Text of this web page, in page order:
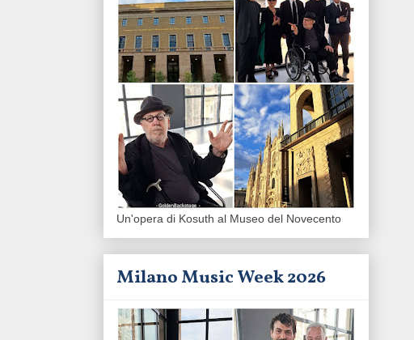
Un'opera di Kosuth al Museo del Novecento
Milano Music Week 2026